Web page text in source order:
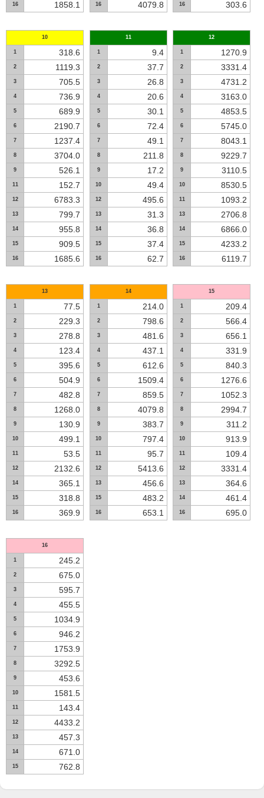
16 1858.1 16 4079.8 16 303.6
10
1 318.6
2 1119.3
3 705.5
4 736.9
5 689.9
6 2190.7
7 1237.4
8 3704.0
9 526.1
11 152.7
12 6783.3
13 799.7
14 955.8
15 909.5
16 1685.6
11
1 9.4
2 37.7
3 26.8
4 20.6
5 30.1
6 72.4
7 49.1
8 211.8
9 17.2
10 49.4
12 495.6
13 31.3
14 36.8
15 37.4
16 62.7
12
1 1270.9
2 3331.4
3 4731.2
4 3163.0
5 4853.5
6 5745.0
7 8043.1
8 9229.7
9 3110.5
10 8530.5
11 1093.2
13 2706.8
14 6866.0
15 4233.2
16 6119.7
13
1 77.5
2 229.3
3 278.8
4 123.4
5 395.6
6 504.9
7 482.8
8 1268.0
9 130.9
10 499.1
11 53.5
12 2132.6
14 365.1
15 318.8
16 369.9
14
1 214.0
2 798.6
3 481.6
4 437.1
5 612.6
6 1509.4
7 859.5
8 4079.8
9 383.7
10 797.4
11 95.7
12 5413.6
13 456.6
15 483.2
16 653.1
15
1 209.4
2 566.4
3 656.1
4 331.9
5 840.3
6 1276.6
7 1052.3
8 2994.7
9 311.2
10 913.9
11 109.4
12 3331.4
13 364.6
14 461.4
16 695.0
16
1 245.2
2 675.0
3 595.7
4 455.5
5 1034.9
6 946.2
7 1753.9
8 3292.5
9 453.6
10 1581.5
11 143.4
12 4433.2
13 457.3
14 671.0
15 762.8